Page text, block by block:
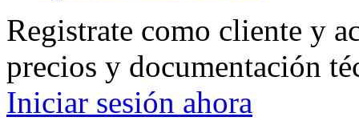
Registrate como cliente y
precios y documentación
Iniciar sesión ahora